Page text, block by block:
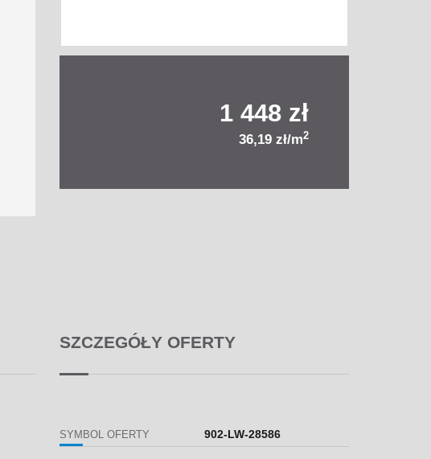
1 448 zł
36,19 zł/m2
SZCZEGÓŁY OFERTY
SYMBOL OFERTY 902-LW-28586